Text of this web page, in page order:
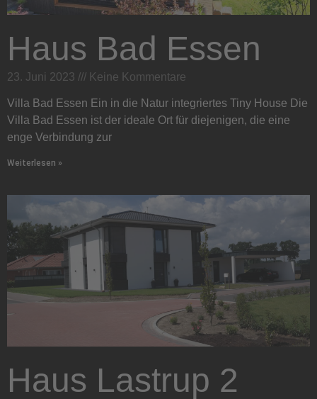
Haus Bad Essen
23. Juni 2023 Keine Kommentare
Villa Bad Essen Ein in die Natur integriertes Tiny House Die
Villa Bad Essen ist der ideale Ort für diejenigen, die eine
enge Verbindung zur
Weiterlesen »
Haus Lastrup 2